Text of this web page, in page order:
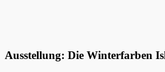
Ausstellung: Die Winterfarben